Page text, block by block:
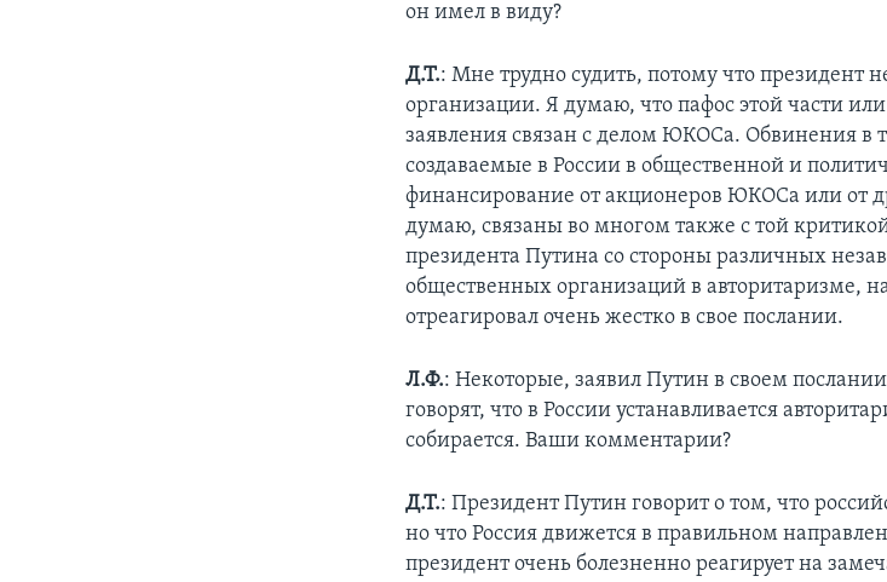
он имел в виду?
Д.Т.: Мне трудно судить, потому что президент
организации. Я думаю, что пафос этой части
заявления связан с делом ЮКОСа. Обвинения в
создаваемые в России в общественной и
финансирование от акционеров ЮКОСа или от
думаю, связаны во многом также с той
президента Путина со стороны различных
общественных организаций в авторитаризме,
отреагировал очень жестко в свое послании.
Л.Ф.: Некоторые, заявил Путин в своем
говорят, что в России устанавливается
собирается. Ваши комментарии?
Д.Т.: Президент Путин говорит о том, что
но что Россия движется в правильном
президент очень болезненно реагирует на